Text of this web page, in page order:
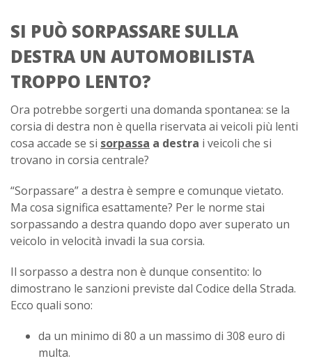
SI PUÒ SORPASSARE SULLA
DESTRA UN AUTOMOBILISTA
TROPPO LENTO?
Ora potrebbe sorgerti una domanda spontanea: se la
corsia di destra non è quella riservata ai veicoli più lenti
cosa accade se si sorpassa a destra i veicoli che si
trovano in corsia centrale?
“Sorpassare” a destra è sempre e comunque vietato.
Ma cosa significa esattamente? Per le norme stai
sorpassando a destra quando dopo aver superato un
veicolo in velocità invadi la sua corsia.
Il sorpasso a destra non è dunque consentito: lo
dimostrano le sanzioni previste dal Codice della Strada.
Ecco quali sono:
da un minimo di 80 a un massimo di 308 euro di
multa.